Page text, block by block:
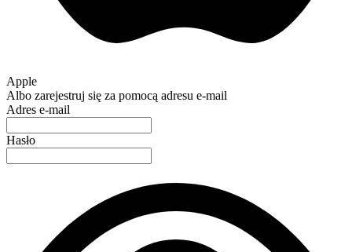
Apple
Albo zarejestruj się za pomocą adresu e-mail
Adres e-mail
Hasło